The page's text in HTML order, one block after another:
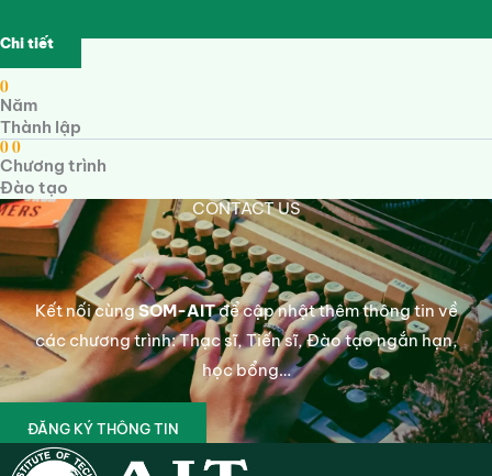
Chi tiết
0
Năm
Thành lập
00
Chương trình
Đào tạo
CONTACT US
Kết nối cùngSOM-AITđể cập nhật thêm thông tin về
các chương trình: Thạc sĩ, Tiến sĩ, Đào tạo ngắn hạn,
học bổng…
ĐĂNG KÝ THÔNG TIN